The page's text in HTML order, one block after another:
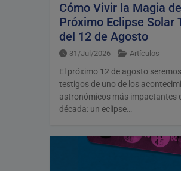
Cómo Vivir la Magia
Próximo Eclipse Solar
del 12 de Agosto
31/Jul/2026 Artículos
El próximo 12 de agosto seremos
testigos de uno de los
astronómicos más impactantes
década: un eclipse…